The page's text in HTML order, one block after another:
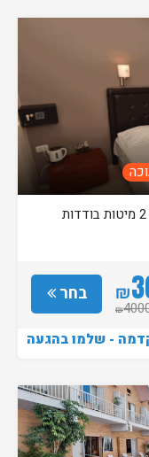
בחדר זה ניתן להכיל עד זוג מיטה זוגית או 2 מיטות בודדות
בחר ₪
₪
- שלמו בהגעה